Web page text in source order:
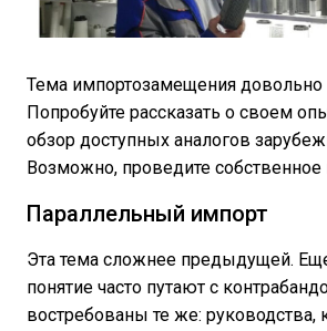
Тема импортозамещения довольно
Попробуйте рассказать о своем
обзор доступных аналогов
Возможно, проведите собственное
Параллельный импорт
Эта тема сложнее предыдущей.
понятие часто путают с
востребованы те же: руководства,